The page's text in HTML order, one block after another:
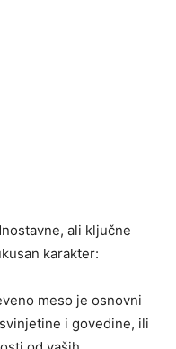
ali ključne
karakter:
meso je osnovni
i govedine, ili